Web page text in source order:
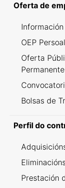
Oferta de
OEP
Oferta
Permanente
Bolsas de
Perfil do
Prestación